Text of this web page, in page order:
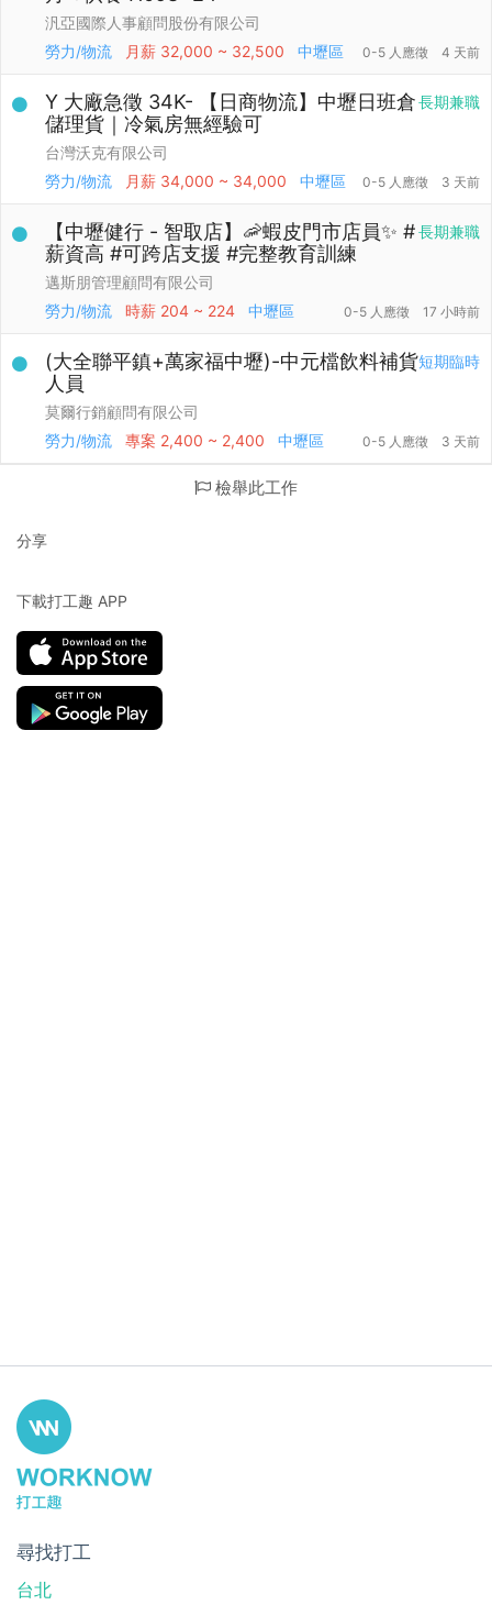
汎亞國際人事顧問股份有限公司
勞力/物流
月薪 32,000 ~ 32,500 中壢區 0-5 人應徵 4 天前
長期兼職
Y 大廠急徵 34K- 【日商物流】中壢日班倉
儲理貨｜冷氣房無經驗可
台灣沃克有限公司
勞力/物流
月薪 34,000 ~ 34,000 中壢區 0-5 人應徵 3 天前
長期兼職
【中壢健行 - 智取店】🦐蝦皮門市店員✨ #
薪資高 #可跨店支援 #完整教育訓練
邁斯朋管理顧問有限公司
勞力/物流
時薪 204 ~ 224 中壢區 0-5 人應徵 17 小時前
短期臨時
(大全聯平鎮+萬家福中壢)-中元檔飲料補貨
人員
莫爾行銷顧問有限公司
勞力/物流
專案 2,400 ~ 2,400 中壢區 0-5 人應徵 3 天前
檢舉此工作
分享
下載打工趣 APP
尋找打工
台北